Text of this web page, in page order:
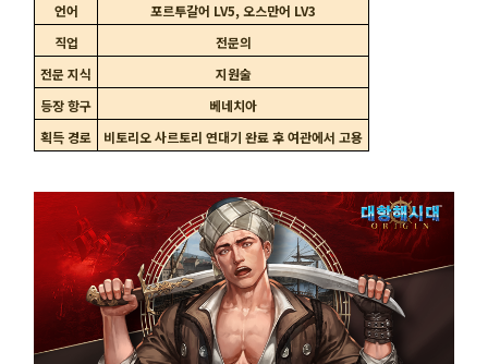
언어
포르투갈어 LV5, 오스만어 LV3
직업
전문의
전문 지식
지원술
등장 항구
베네치아
획득 경로
비토리오 사르토리 연대기 완료 후 여관에서 고용